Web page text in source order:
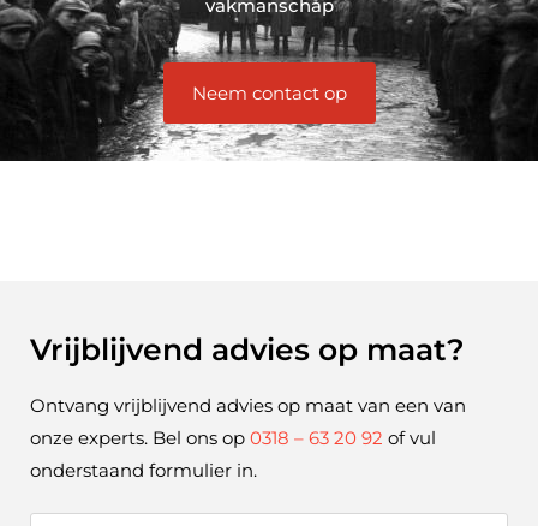
vakmanschap
Neem contact op
Vrijblijvend advies op maat?
Ontvang vrijblijvend advies op maat van een van
onze experts. Bel ons op 0318 – 63 20 92 of vul
onderstaand formulier in.